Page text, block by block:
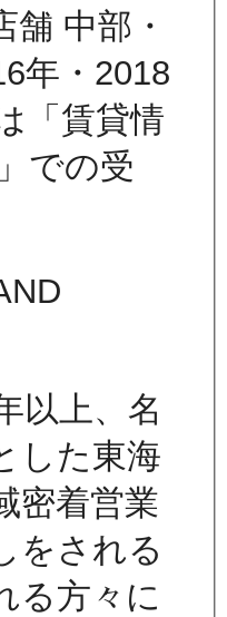
舗 中部・
年・2018
「賃貸情
での受
以上、名
した東海
密着営業
をされる
る方々に